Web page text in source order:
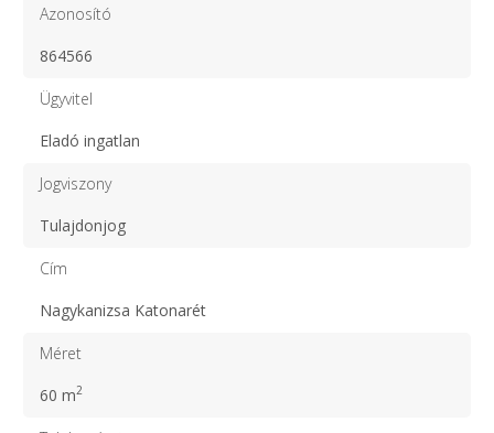
Azonosító
864566
Ügyvitel
Eladó ingatlan
Jogviszony
Tulajdonjog
Cím
Nagykanizsa Katonarét
Méret
60 m2